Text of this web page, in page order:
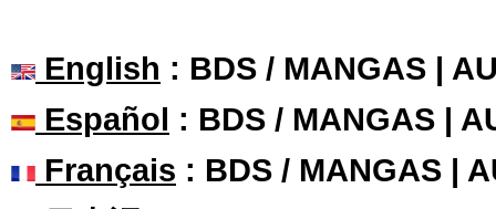
English : BDS / MANGAS |
Español : BDS / MANGAS |
Français : BDS / MANGAS |